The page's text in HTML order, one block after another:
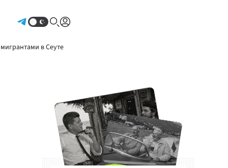
в Сеуте